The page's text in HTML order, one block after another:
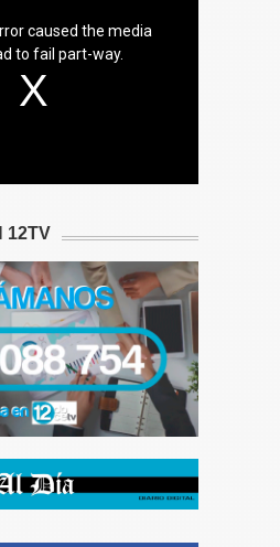
caused the media
to fail part-way.
12TV